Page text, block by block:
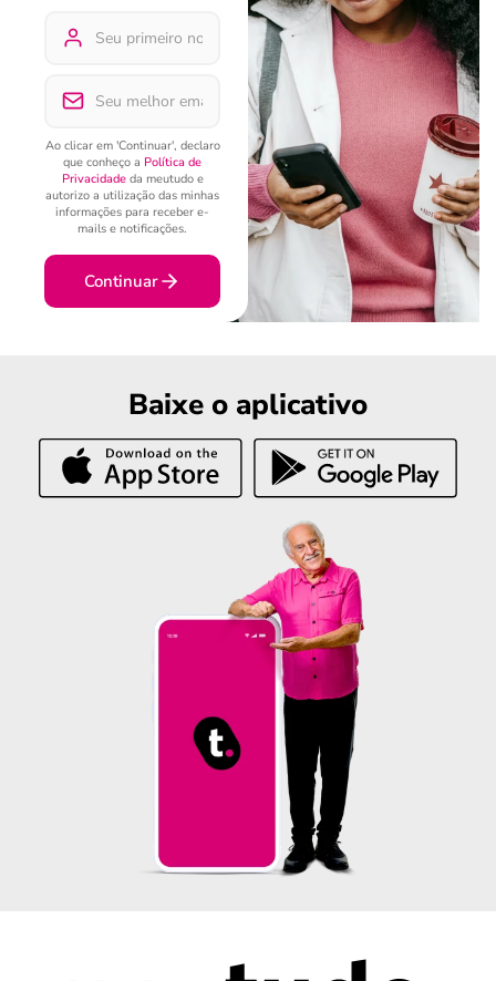
Ao clicar em 'Continuar', declaro
que conheço a Política de
Privacidadeda meutudo e
autorizo a utilização das minhas
informações para receber e-
mails e notificações.
Continuar
Baixe o aplicativo